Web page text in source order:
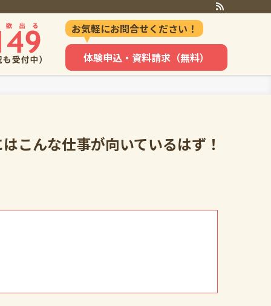
お気軽にお問合せください！
体験申込・資料請求（無料）
こんな仕事が向いているはず！